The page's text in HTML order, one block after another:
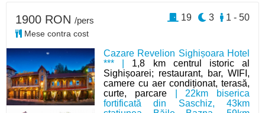
Cazare Revelion Sighișoara Hotel
*** | 1,8 km centrul istoric al
Sighișoarei; restaurant, bar, WIFI,
camere cu aer condiționat, terasă,
curte, parcare| 22km biserica
fortificată din Saschiz, 43km
1900 RON /pers
Mese contra cost
1 - 50
3
19